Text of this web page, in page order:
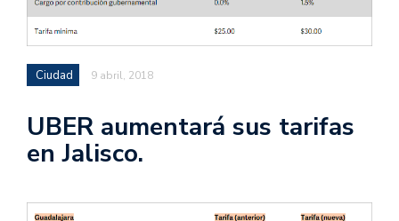
Ciudad 9 abril, 2018
UBER aumentará sus tarifas
en Jalisco.